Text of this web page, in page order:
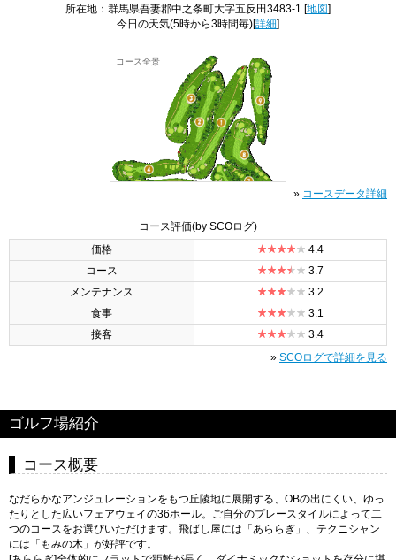
所在地：群馬県吾妻郡中之条町大字五反田3483-1 [地図]
今日の天気(5時から3時間毎)[詳細]
コース全景
» コースデータ詳細
コース評価(by SCOログ)
価格
4.4
コース
3.7
メンテナンス
3.2
食事
3.1
接客
3.4
» SCOログで詳細を見る
ゴルフ場紹介
コース概要
なだらかなアンジュレーションをもつ丘陵地に展開する、OBの出にくい、ゆっ
たりとした広いフェアウェイの36ホール。ご自分のプレースタイルによって二
つのコースをお選びいただけます。飛ばし屋には「あららぎ」、テクニシャン
には「もみの木」が好評です。